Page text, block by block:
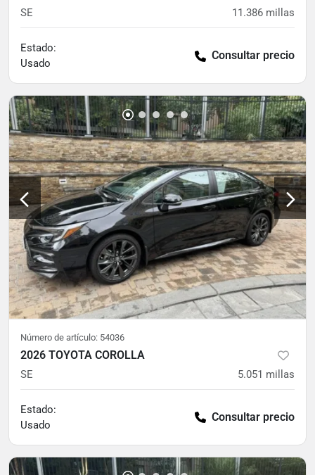
SE 11.386 millas
Estado:
Usado
Consultar precio
Número de artículo: 54036
2026 TOYOTA COROLLA
SE 5.051 millas
Estado:
Usado
Consultar precio